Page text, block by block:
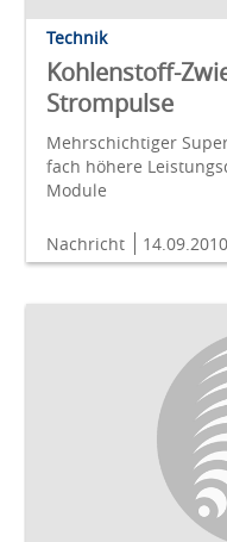
Technik
Kohlenstoff-
Strompulse
Mehrschichtiger
fach höhere
Module
Nachricht 14.09.2010